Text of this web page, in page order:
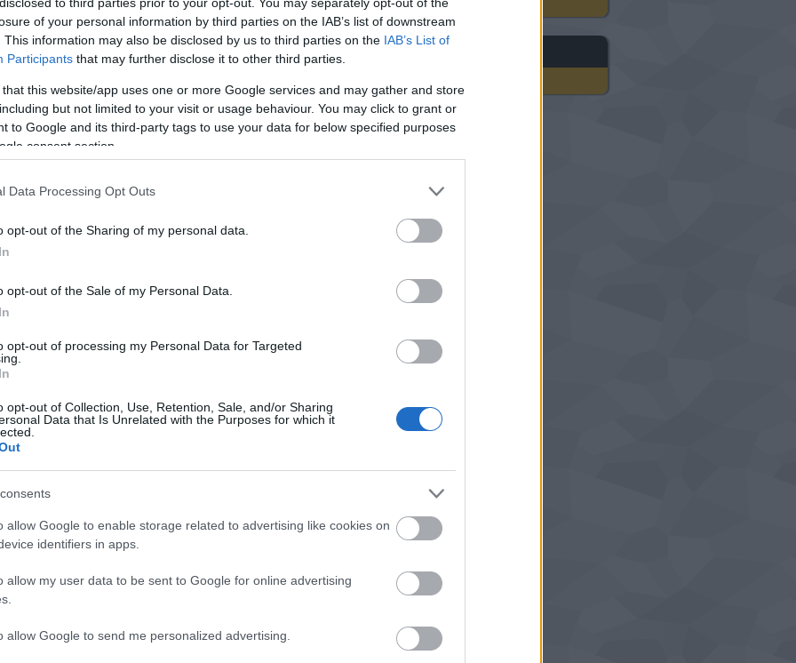
of your personal information by third parties on the IAB’s list of downstream
This information may also be disclosed by us to third parties on the IAB’s List of
Participants that may further disclose it to other third parties.
that this website/app uses one or more Google services and may gather and store
but not limited to your visit or usage behaviour. You may click to grant or
to Google and its third-party tags to use your data for below specified purposes
consent section.
Data Processing Opt Outs
opt-out of the Sharing of my personal data.
opt-out of the Sale of my Personal Data.
opt-out of processing my Personal Data for Targeted
opt-out of Collection, Use, Retention, Sale, and/or Sharing
Data that Is Unrelated with the Purposes for which it
allow Google to enable storage related to advertising like cookies on
identifiers in apps.
allow my user data to be sent to Google for online advertising
allow Google to send me personalized advertising.
Egyéb
tovább »
Tetszik
modularitás innovátorok
nyomtatnak tanzániai
világbeli országok egyik legfőbb problémája az
Fenntartható energiából, alternatív megoldásokból
közeljövőt előrevetítő technológiák. Szerencsére egyre
tovább »
fröccsöntés
Sculpteo
burmai